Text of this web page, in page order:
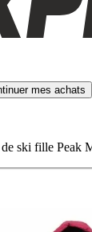
mes achats
ski fille Peak